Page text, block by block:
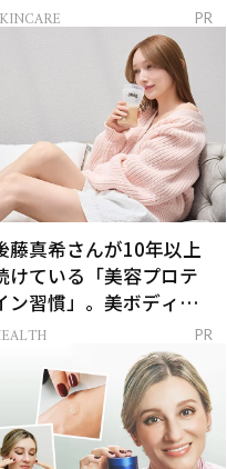
PR
藤真希さんが10年以上
けている「美容プロテ
ン習慣」。美ボディを
える朝ルーティンと
PR